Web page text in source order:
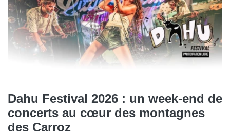
Dahu Festival 2026 : un week-end de
concerts au cœur des montagnes
des Carroz